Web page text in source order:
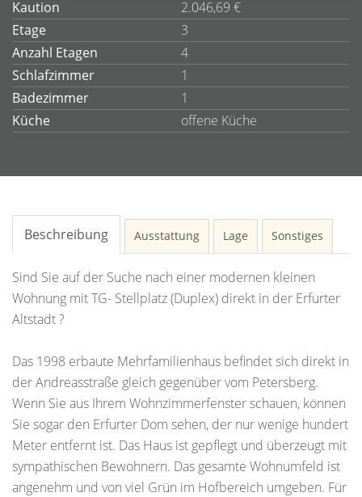
Kaution
2.046,69 €
Etage
3
Anzahl Etagen
4
Schlafzimmer
1
Badezimmer
1
Küche
offene Küche
Beschreibung Ausstattung Lage Sonstiges
Sind Sie auf der Suche nach einer modernen kleinen
Wohnung mit TG- Stellplatz (Duplex) direkt in der Erfurter
Altstadt ?
Das 1998 erbaute Mehrfamilienhaus befindet sich direkt in
der Andreasstraße gleich gegenüber vom Petersberg.
Wenn Sie aus Ihrem Wohnzimmerfenster schauen, können
Sie sogar den Erfurter Dom sehen, der nur wenige hundert
Meter entfernt ist. Das Haus ist gepflegt und überzeugt mit
sympathischen Bewohnern. Das gesamte Wohnumfeld ist
angenehm und von viel Grün im Hofbereich umgeben. Für